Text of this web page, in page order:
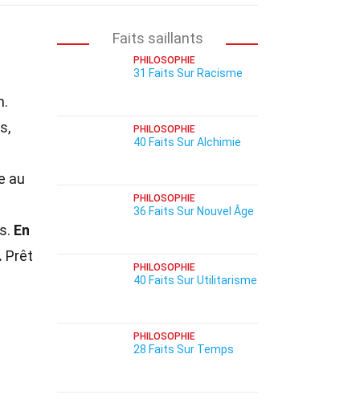
au
En
Prêt
Faits saillants
PHILOSOPHIE
31 Faits Sur Racisme
PHILOSOPHIE
40 Faits Sur Alchimie
PHILOSOPHIE
36 Faits Sur Nouvel Âge
PHILOSOPHIE
40 Faits Sur Utilitarisme
PHILOSOPHIE
28 Faits Sur Temps